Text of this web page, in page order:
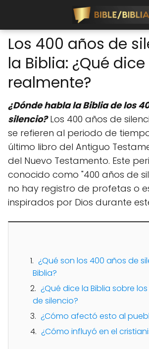
Los 400 años de
la Biblia: ¿Qué dice
realmente?
¿Dónde habla la Biblia de los
silencio?Los 400 años de
se refieren al periodo de
último libro del Antiguo
del Nuevo Testamento. Este
conocido como "400 años de
no hay registro de profetas o
inspirados por Dios durante
¿Qué son los 400 años de
Biblia?
¿Qué dice la Biblia sobre
de silencio?
¿Cómo afectó esto al
¿Cómo influyó en el